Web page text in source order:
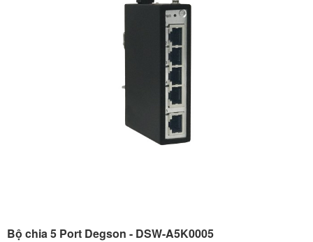
Bộ chia 5 Port Degson - DSW-A5K0005